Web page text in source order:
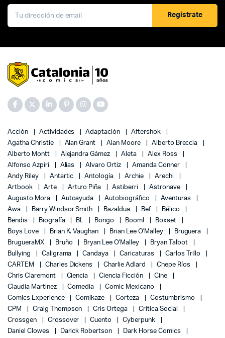
Registrate
Acción Actividades Adaptación
Aftershok
Agatha Christie
Alan Grant Alan Moore
Alberto Breccia
Alberto Montt
Alejandra Gámez Aleta
Alex Ross
Alfonso Azpiri
Alias Alvaro Ortiz
Amanda Conner
Andy Riley
Antartic Antología Archie
Arechi
Artbook
Arte Arturo Piña Astiberri
Astronave
Augusto Mora
Autoayuda Autobiográfico
Aventuras
Awa
Barry Windsor Smith Bazaldua Bef
Bélico
Bendis
Biografía BL Bongo Boom!
Boxset
Boys Love
Brian K. Vaughan Brian Lee O'Malley
Bruguera
BrugueraMX
Bruño Bryan Lee O'Malley
Bryan Talbot
Bullying
Caligrama Candaya Caricaturas
Carlos Trillo
CARTEM
Charles Dickens Charlie Adlard
Chepe Ríos
Chris Claremont
Ciencia Ciencia Ficción
Cine
Claudia Martinez
Comedia
Comic Mexicano
Comics Experience
Comikaze Corteza
Costumbrismo
CPM
Craig Thompson Cris Ortega
Crítica Social
Crossgen
Crossover Cuento
Cyberpunk
Daniel Clowes
Darick Robertson
Dark Horse Comics